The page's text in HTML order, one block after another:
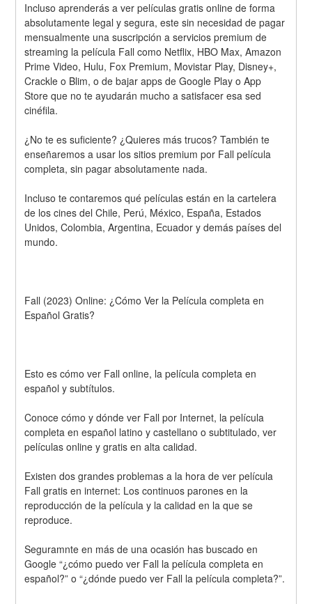
Incluso aprenderás a ver películas gratis online de forma
absolutamente legal y segura, este sin necesidad de pagar
mensualmente una suscripción a servicios premium de
streaming la película Fall como Netflix, HBO Max, Amazon
Prime Video, Hulu, Fox Premium, Movistar Play, Disney+,
Crackle o Blim, o de bajar apps de Google Play o App
Store que no te ayudarán mucho a satisfacer esa sed
cinéfila.
¿No te es suficiente? ¿Quieres más trucos? También te
enseñaremos a usar los sitios premium por Fall película
completa, sin pagar absolutamente nada.
Incluso te contaremos qué películas están en la cartelera
de los cines del Chile, Perú, México, España, Estados
Unidos, Colombia, Argentina, Ecuador y demás países del
mundo.
Fall (2023) Online: ¿Cómo Ver la Película completa en
Español Gratis?
Esto es cómo ver Fall online, la película completa en
español y subtítulos.
Conoce cómo y dónde ver Fall por Internet, la película
completa en español latino y castellano o subtitulado, ver
películas online y gratis en alta calidad.
Existen dos grandes problemas a la hora de ver película
Fall gratis en internet: Los continuos parones en la
reproducción de la película y la calidad en la que se
reproduce.
Seguramnte en más de una ocasión has buscado en
Google “¿cómo puedo ver Fall la película completa en
español?” o “¿dónde puedo ver Fall la película completa?”.